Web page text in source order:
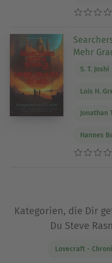
Mehr
S. T. Joshi
Lois H.
Jonathan
Hannes
Kategorien, die Dir
Du Steve
Lovecraft -